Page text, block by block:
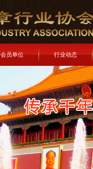
会员单位 行业动态